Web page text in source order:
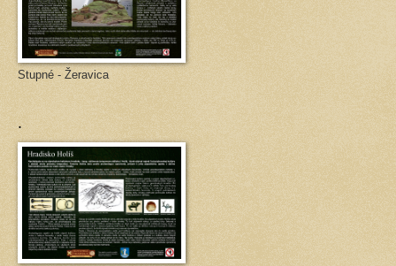
Stupné - Žeravica
.